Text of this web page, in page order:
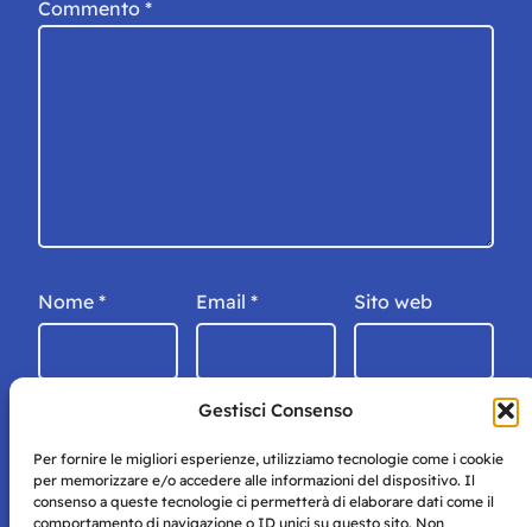
Gestisci Consenso
Per fornire le migliori esperienze, utilizziamo tecnologie come i cookie
per memorizzare e/o accedere alle informazioni del dispositivo. Il
consenso a queste tecnologie ci permetterà di elaborare dati come il
comportamento di navigazione o ID unici su questo sito. Non
Commento *
Nome * Email * Sito web